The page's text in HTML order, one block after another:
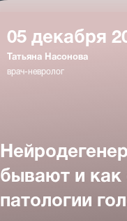
05 декабря
Татьяна Насонова
врач-невролог
бывают и как
патологии